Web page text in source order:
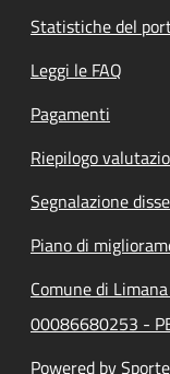
Statistiche del
Leggi le FAQ
Pagamenti
Riepilogo
Segnalazione
Piano di
Comune di
00086680253 -
Powered by